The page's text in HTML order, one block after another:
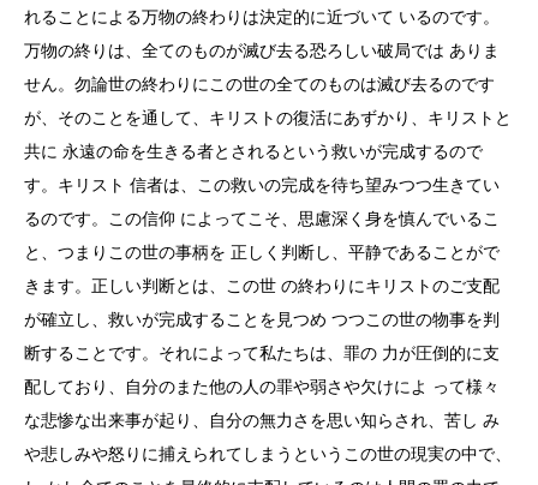
れることによる万物の終わりは決定的に近づいて いるのです。
万物の終りは、全てのものが滅び去る恐ろしい破局では ありま
せん。勿論世の終わりにこの世の全てのものは滅び去るのです
が、そのことを通して、キリストの復活にあずかり、キリストと
共に 永遠の命を生きる者とされるという救いが完成するので
す。キリスト 信者は、この救いの完成を待ち望みつつ生きてい
るのです。この信仰 によってこそ、思慮深く身を慎んでいるこ
と、つまりこの世の事柄を 正しく判断し、平静であることがで
きます。正しい判断とは、この世 の終わりにキリストのご支配
が確立し、救いが完成することを見つめ つつこの世の物事を判
断することです。それによって私たちは、罪の 力が圧倒的に支
配しており、自分のまた他の人の罪や弱さや欠けによ って様々
な悲惨な出来事が起り、自分の無力さを思い知らされ、苦し み
や悲しみや怒りに捕えられてしまうというこの世の現実の中で、